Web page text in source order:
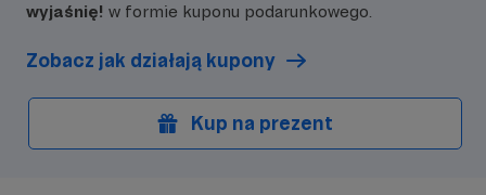
wyjaśnię! w formie kuponu podarunkowego.
Zobacz jak działają kupony
Kup na prezent